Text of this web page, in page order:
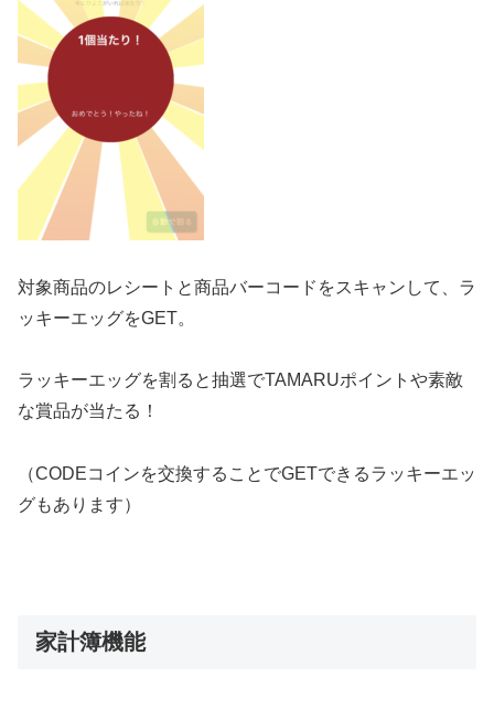
対象商品のレシートと商品バーコードをスキャンして、ラ
ッキーエッグをGET。
ラッキーエッグを割ると抽選でTAMARUポイントや素敵
な賞品が当たる！
（CODEコインを交換することでGETできるラッキーエッ
グもあります）
家計簿機能